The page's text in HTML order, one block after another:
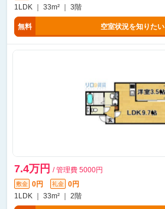
1LDK ｜ 33m² ｜ 3階
無料 空室状況を知りたい
7.4万円 / 管理費 5000円
敷金 0円 礼金
0円
1LDK ｜ 33m² ｜ 2階